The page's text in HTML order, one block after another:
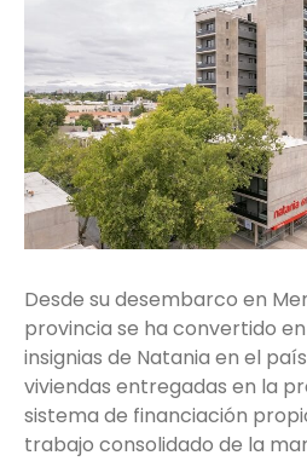
Desde su desembarco en
provincia se ha convertido
insignias de Natania en el
viviendas entregadas en la
sistema de financiación
trabajo consolidado de la